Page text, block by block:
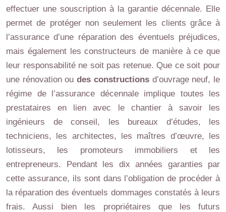
effectuer une souscription à la garantie décennale. Elle
permet de protéger non seulement les clients grâce à
l’assurance d’une réparation des éventuels préjudices,
mais également les constructeurs de manière à ce que
leur responsabilité ne soit pas retenue. Que ce soit pour
une rénovation oudes constructionsd’ouvrage neuf, le
régime de l’assurance décennale implique toutes les
prestataires en lien avec le chantier à savoir les
ingénieurs de conseil, les bureaux d’études, les
techniciens, les architectes, les maîtres d’œuvre, les
lotisseurs, les promoteurs immobiliers et les
entrepreneurs. Pendant les dix années garanties par
cette assurance, ils sont dans l’obligation de procéder à
la réparation des éventuels dommages constatés à leurs
frais. Aussi bien les propriétaires que les futurs